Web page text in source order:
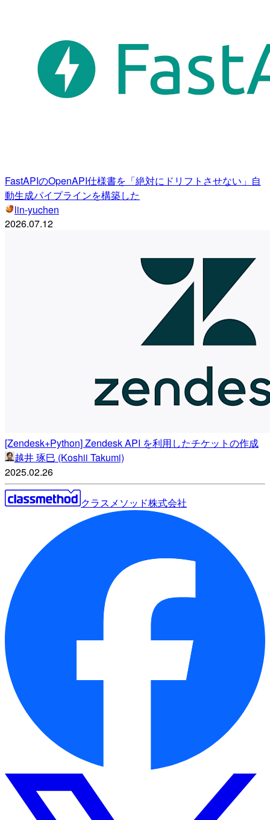
FastAPIのOpenAPI仕様書を「絶対にドリフトさせない」自
動生成パイプラインを構築した
lin-yuchen
2026.07.12
[Zendesk+Python] Zendesk API を利用したチケットの作成
越井 琢巳 (Koshii Takumi)
2025.02.26
クラスメソッド株式会社